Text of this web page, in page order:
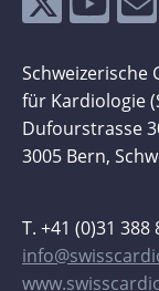
Schweizerische
für Kardiologie
Dufourstrasse
3005 Bern,
T. +41 (0)31 388